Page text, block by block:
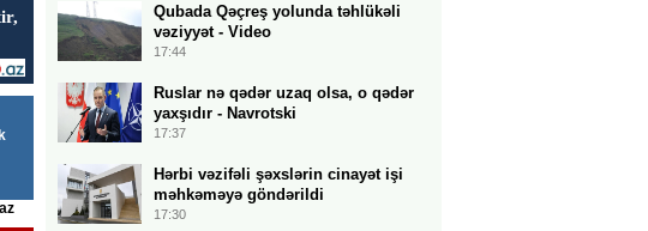
Qubada Qəçreş yolunda təhlükəli
vəziyyət - Video
17:44
Ruslar nə qədər uzaq olsa, o qədər
yaxşıdır - Navrotski
17:37
Hərbi vəzifəli şəxslərin cinayət işi
məhkəməyə göndərildi
17:30